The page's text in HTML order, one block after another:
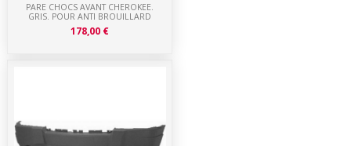
PARE CHOCS AVANT CHEROKEE.
GRIS. POUR ANTI BROUILLARD
178,00 €